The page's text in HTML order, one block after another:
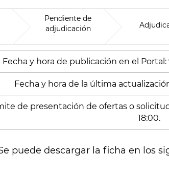
Pendiente de
adjudicación
Fecha y hora de publicación en el
Fecha y hora de la última
de presentación de ofertas o
18:00.
puede descargar la ficha en los